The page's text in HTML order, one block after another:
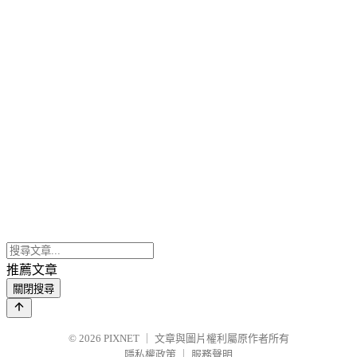
推薦文章
關閉搜尋
© 2026 PIXNET
文章與圖片權利屬原作者所有
隱私權政策
服務聲明